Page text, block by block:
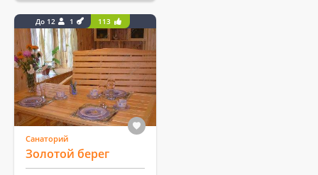
До 12 1 113
Санаторий
Золотой берег